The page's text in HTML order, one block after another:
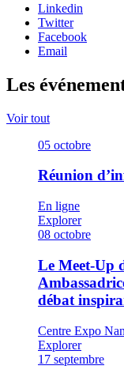
Linkedin
Twitter
Facebook
Email
Les
Voir tout
05 octobre
Réunion
En ligne
Explorer
08 octobre
Le Meet-Up
débat
Centre Expo
Explorer
17 septembre